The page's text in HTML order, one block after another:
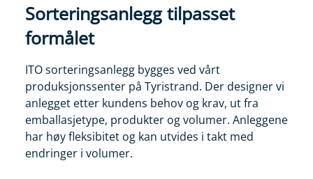
Sorteringsanlegg tilpasset
formålet
ITO sorteringsanlegg bygges ved vårt
produksjonssenter på Tyristrand. Der designer vi
anlegget etter kundens behov og krav, ut fra
emballasjetype, produkter og volumer. Anleggene
har høy fleksibitet og kan utvides i takt med
endringer i volumer.